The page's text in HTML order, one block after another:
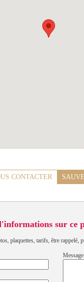
CONTACTER
sur ce
plaquettes, tarifs, être rappelé,
Message